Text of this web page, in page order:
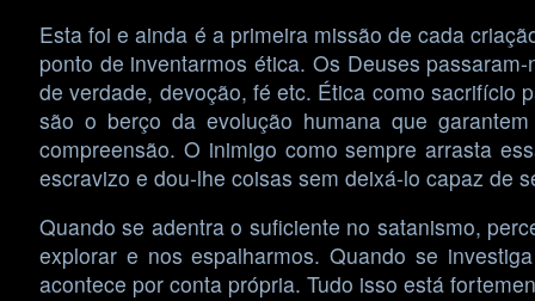
Esta foi e ainda é a primeira missão de cada
ponto de inventarmos ética. Os Deuses
de verdade, devoção, fé etc. Ética como sacrifício
são o berço da evolução humana que
compreensão. O inimigo como sempre arrasta
escravizo e dou-lhe coisas sem deixá-lo capaz de
Quando se adentra o suficiente no satanismo,
explorar e nos espalharmos. Quando se
acontece por conta própria. Tudo isso está